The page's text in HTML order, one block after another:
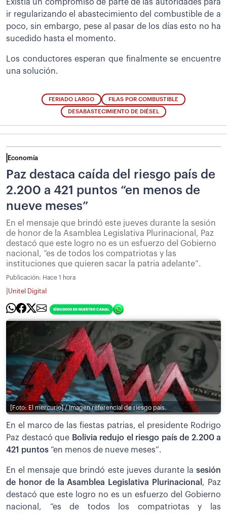
Existía un compromiso de parte de las autoridades para
ir regularizando el abastecimiento del combustible de a
poco, sin embargo, pese al pasar de los días esto no ha
sucedido hasta el momento.
Los conductores esperan que finalmente se encuentre
una solución.
FERIADO LARGO FILAS POR COMBUSTIBLE
DESABASTECIMIENTO DE DIÉSEL
Economía
Paz destaca caída del riesgo país de
2.200 a 421 puntos “en menos de
nueve meses”
En el mensaje que brindó este jueves durante la sesión
de honor de la Asamblea Legislativa Plurinacional, Paz
destacó que este logro no es un esfuerzo del Gobierno
nacional, “es de todos los compatriotas y las
instituciones que quieren sacar la patria adelante”.
Publicación: Hace 1 hora
Unitel Digital
[Foto: El mercurio] / Imagen referencial de riesgo país.
En el marco de las fiestas patrias, el presidente Rodrigo
Paz destacó que Bolivia redujo el riesgo país de 2.200 a
421 puntos “en menos de nueve meses”.
En el mensaje que brindó este jueves durante la sesión
de honor de la Asamblea Legislativa Plurinacional , Paz
destacó que este logro no es un esfuerzo del Gobierno
nacional, “es de todos los compatriotas y las